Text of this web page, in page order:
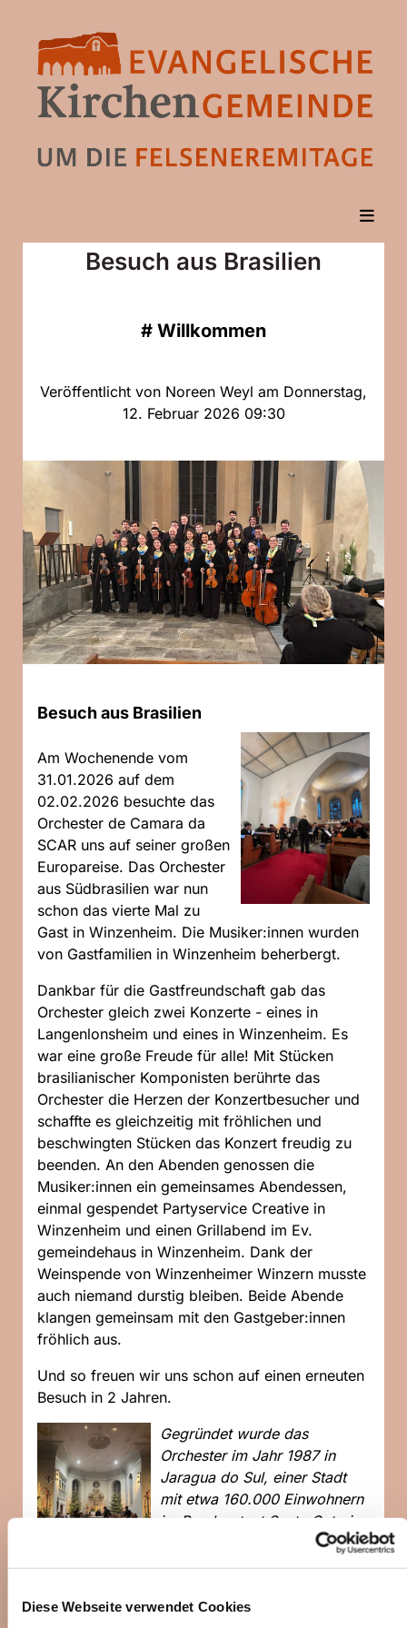
Diese Webseite verwendet Cookies
Besuch aus Brasilien
# Willkommen
Veröffentlicht von Noreen Weyl am Donnerstag,
12. Februar 2026 09:30
Besuch aus Brasilien
Am Wochenende vom
31.01.2026 auf dem
02.02.2026 besuchte das
Orchester de Camara da
SCAR uns auf seiner großen
Europareise. Das Orchester
aus Südbrasilien war nun
schon das vierte Mal zu
Gast in Winzenheim. Die Musiker:innen wurden
von Gastfamilien in Winzenheim beherbergt.
Dankbar für die Gastfreundschaft gab das
Orchester gleich zwei Konzerte - eines in
Langenlonsheim und eines in Winzenheim. Es
war eine große Freude für alle! Mit Stücken
brasilianischer Komponisten berührte das
Orchester die Herzen der Konzertbesucher und
schaffte es gleichzeitig mit fröhlichen und
beschwingten Stücken das Konzert freudig zu
beenden. An den Abenden genossen die
Musiker:innen ein gemeinsames Abendessen,
einmal gespendet Partyservice Creative in
Winzenheim und einen Grillabend im Ev.
gemeindehaus in Winzenheim. Dank der
Weinspende von Winzenheimer Winzern musste
auch niemand durstig bleiben. Beide Abende
klangen gemeinsam mit den Gastgeber:innen
fröhlich aus.
Und so freuen wir uns schon auf einen erneuten
Besuch in 2 Jahren.
Gegründet wurde das
Orchester im Jahr 1987 in
Jaragua do Sul, einer Stadt
mit etwa 160.000 Einwohnern
im Bundesstaat Santa Catarina
DieMitglieder des Orchesters
renommierten MusikschuleSCAR eine